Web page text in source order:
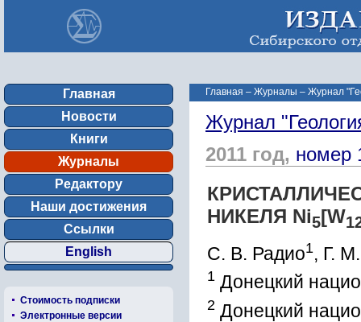
Главная
Новости
Книги
Журналы
Редактору
Наши достижения
Ссылки
English
Стоимость подписки
Электронные версии
Главная – Журналы – Журнал
Журнал
2011 год, номер
НИКЕЛЯ Ni5[W
С. В. Радио1, Г.
1 Донецкий
2 Донецкий